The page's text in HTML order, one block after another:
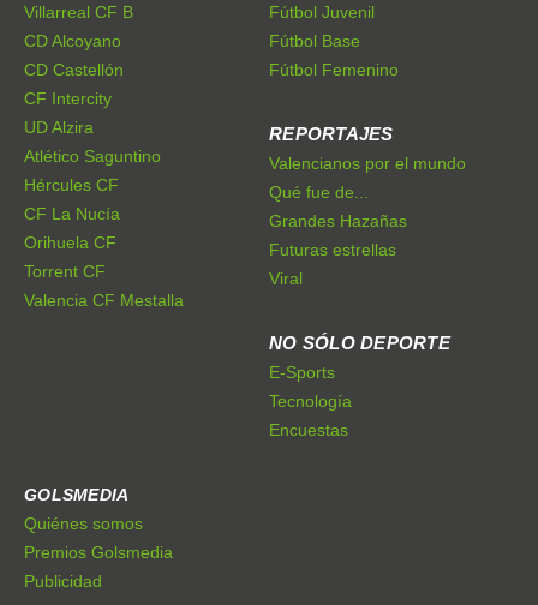
Villarreal CF B
CD Alcoyano
CD Castellón
CF Intercity
UD Alzira
Atlético Saguntino
Hércules CF
CF La Nucía
Orihuela CF
Torrent CF
Valencia CF Mestalla
Fútbol Juvenil
Fútbol Base
Fútbol Femenino
REPORTAJES
Valencianos por el mundo
Qué fue de...
Grandes Hazañas
Futuras estrellas
Viral
NO SÓLO DEPORTE
E-Sports
Tecnología
Encuestas
GOLSMEDIA
Quiénes somos
Premios Golsmedia
Publicidad